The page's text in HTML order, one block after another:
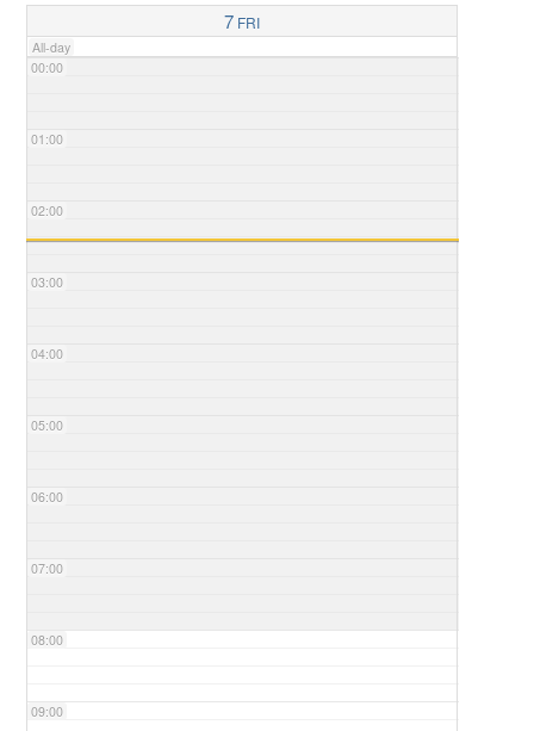
7 FRI
All-day
00:00
01:00
02:00
03:00
04:00
05:00
06:00
07:00
08:00
09:00